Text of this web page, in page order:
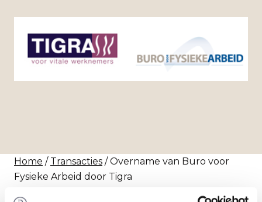
Home / Transacties / Overname van Buro voor
Fysieke Arbeid door Tigra